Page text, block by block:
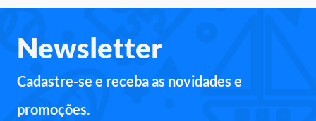
Newsletter
Cadastre-se e receba as novidades e
promoções.